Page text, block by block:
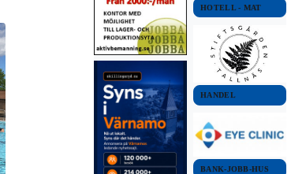
HOTELL - MAT
HANDEL
BANK-JOBB-HUS